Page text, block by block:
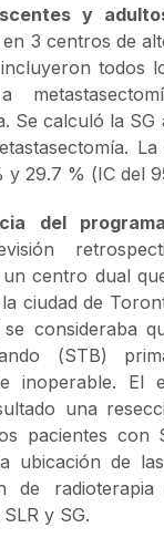
y
3 centros de
todos
Se calculó la SG
y 29.7 % (IC del
del
centro dual
ciudad de
consideraba
(STB)
inoperable. El
una
pacientes con
ubicación de
de
y SG.